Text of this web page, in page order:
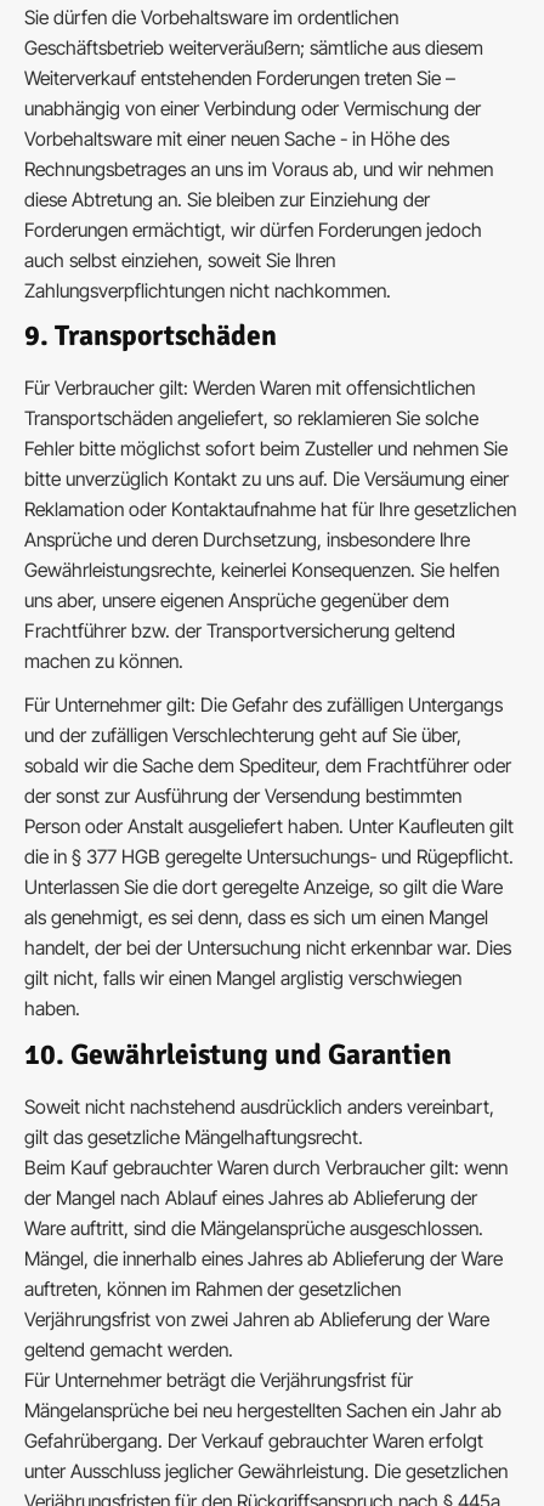
Sie dürfen die Vorbehaltsware im ordentlichen
Geschäftsbetrieb weiterveräußern; sämtliche aus diesem
Weiterverkauf entstehenden Forderungen treten Sie –
unabhängig von einer Verbindung oder Vermischung der
Vorbehaltsware mit einer neuen Sache - in Höhe des
Rechnungsbetrages an uns im Voraus ab, und wir nehmen
diese Abtretung an. Sie bleiben zur Einziehung der
Forderungen ermächtigt, wir dürfen Forderungen jedoch
auch selbst einziehen, soweit Sie Ihren
Zahlungsverpflichtungen nicht nachkommen.
9. Transportschäden
Für Verbraucher gilt: Werden Waren mit offensichtlichen
Transportschäden angeliefert, so reklamieren Sie solche
Fehler bitte möglichst sofort beim Zusteller und nehmen Sie
bitte unverzüglich Kontakt zu uns auf. Die Versäumung einer
Reklamation oder Kontaktaufnahme hat für Ihre gesetzlichen
Ansprüche und deren Durchsetzung, insbesondere Ihre
Gewährleistungsrechte, keinerlei Konsequenzen. Sie helfen
uns aber, unsere eigenen Ansprüche gegenüber dem
Frachtführer bzw. der Transportversicherung geltend
machen zu können.
Für Unternehmer gilt: Die Gefahr des zufälligen Untergangs
und der zufälligen Verschlechterung geht auf Sie über,
sobald wir die Sache dem Spediteur, dem Frachtführer oder
der sonst zur Ausführung der Versendung bestimmten
Person oder Anstalt ausgeliefert haben. Unter Kaufleuten gilt
die in § 377 HGB geregelte Untersuchungs- und Rügepflicht.
Unterlassen Sie die dort geregelte Anzeige, so gilt die Ware
als genehmigt, es sei denn, dass es sich um einen Mangel
handelt, der bei der Untersuchung nicht erkennbar war. Dies
gilt nicht, falls wir einen Mangel arglistig verschwiegen
haben.
10. Gewährleistung und Garantien
Soweit nicht nachstehend ausdrücklich anders vereinbart,
gilt das gesetzliche Mängelhaftungsrecht.
Beim Kauf gebrauchter Waren durch Verbraucher gilt: wenn
der Mangel nach Ablauf eines Jahres ab Ablieferung der
Ware auftritt, sind die Mängelansprüche ausgeschlossen.
Mängel, die innerhalb eines Jahres ab Ablieferung der Ware
auftreten, können im Rahmen der gesetzlichen
Verjährungsfrist von zwei Jahren ab Ablieferung der Ware
geltend gemacht werden.
Für Unternehmer beträgt die Verjährungsfrist für
Mängelansprüche bei neu hergestellten Sachen ein Jahr ab
Gefahrübergang. Der Verkauf gebrauchter Waren erfolgt
unter Ausschluss jeglicher Gewährleistung. Die gesetzlichen
Verjährungsfristen für den Rückgriffsanspruch nach § 445a